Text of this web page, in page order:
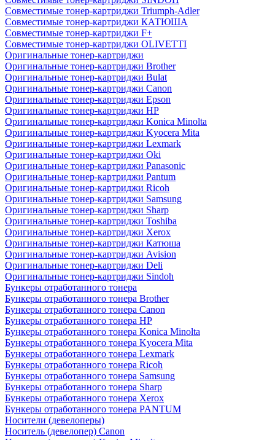
Совместимые тонер-картриджи Triumph-Adler
Совместимые тонер-картриджи КАТЮША
Совместимые тонер-картриджи F+
Совместимые тонер-картриджи OLIVETTI
Оригинальные тонер-картриджи
Оригинальные тонер-картриджи Brother
Оригинальные тонер-картриджи Bulat
Оригинальные тонер-картриджи Canon
Оригинальные тонер-картриджи Epson
Оригинальные тонер-картриджи HP
Оригинальные тонер-картриджи Konica Minolta
Оригинальные тонер-картриджи Kyocera Mita
Оригинальные тонер-картриджи Lexmark
Оригинальные тонер-картриджи Oki
Оригинальные тонер-картриджи Panasonic
Оригинальные тонер-картриджи Pantum
Оригинальные тонер-картриджи Ricoh
Оригинальные тонер-картриджи Samsung
Оригинальные тонер-картриджи Sharp
Оригинальные тонер-картриджи Toshiba
Оригинальные тонер-картриджи Xerox
Оригинальные тонер-картриджи Катюша
Оригинальные тонер-картриджи Avision
Оригинальные тонер-картриджи Deli
Оригинальные тонер-картриджи Sindoh
Бункеры отработанного тонера
Бункеры отработанного тонера Brother
Бункеры отработанного тонера Canon
Бункеры отработанного тонера HP
Бункеры отработанного тонера Konica Minolta
Бункеры отработанного тонера Kyocera Mita
Бункеры отработанного тонера Lexmark
Бункеры отработанного тонера Ricoh
Бункеры отработанного тонера Samsung
Бункеры отработанного тонера Sharp
Бункеры отработанного тонера Xerox
Бункеры отработанного тонера PANTUM
Носители (девелоперы)
Носитель (девелопер) Canon